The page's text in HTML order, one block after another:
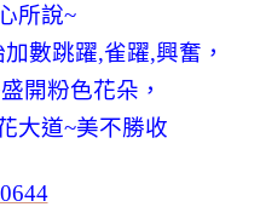
所說~
數跳躍,雀躍,興奮，
開粉色花朵，
大道~美不勝收